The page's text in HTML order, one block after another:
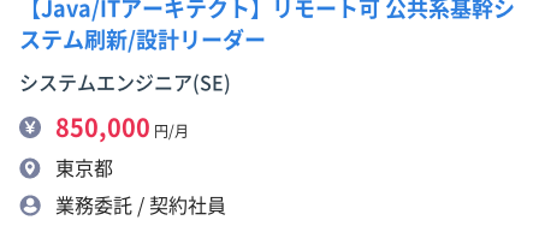
【Java/ITアーキテクト】リモート可 公共系基幹シ
ステム刷新/設計リーダー
システムエンジニア(SE)
850,000 円/月
東京都
業務委託 / 契約社員